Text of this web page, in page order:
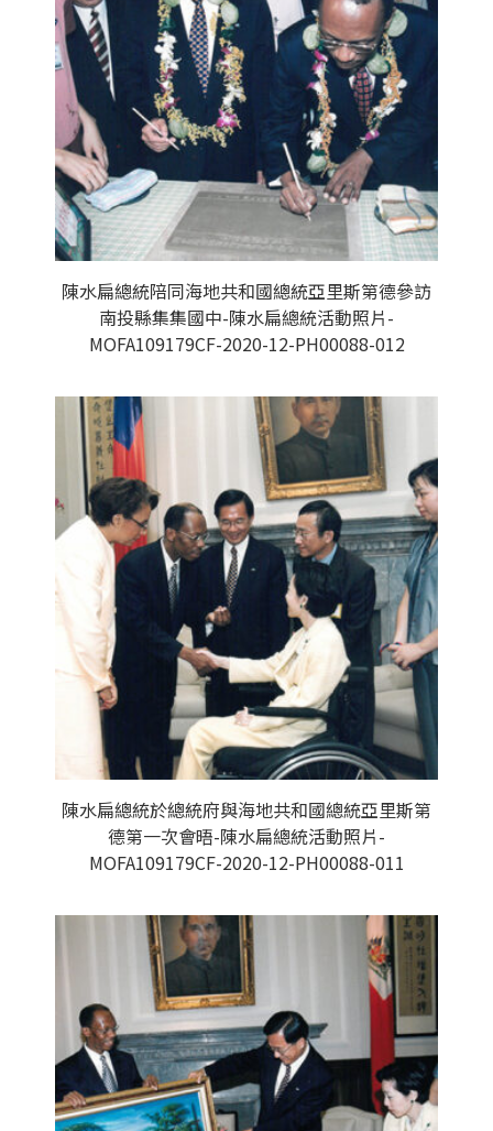
陳水扁總統陪同海地共和國總統亞里斯第德參訪
南投縣集集國中-陳水扁總統活動照片-
MOFA109179CF-2020-12-PH00088-012
陳水扁總統於總統府與海地共和國總統亞里斯第
德第一次會晤-陳水扁總統活動照片-
MOFA109179CF-2020-12-PH00088-011